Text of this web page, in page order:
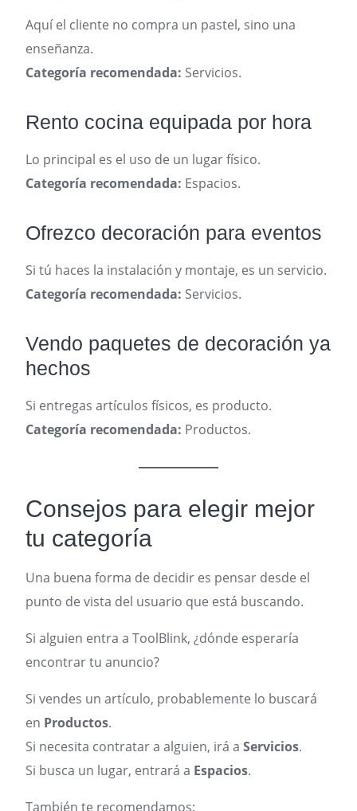
Aquí el cliente no compra un pastel, sino una
enseñanza.
Categoría recomendada: Servicios.
Rento cocina equipada por hora
Lo principal es el uso de un lugar físico.
Categoría recomendada: Espacios.
Ofrezco decoración para eventos
Si tú haces la instalación y montaje, es un servicio.
Categoría recomendada: Servicios.
Vendo paquetes de decoración ya
hechos
Si entregas artículos físicos, es producto.
Categoría recomendada: Productos.
Consejos para elegir mejor
tu categoría
Una buena forma de decidir es pensar desde el
punto de vista del usuario que está buscando.
Si alguien entra a ToolBlink, ¿dónde esperaría
encontrar tu anuncio?
Si vendes un artículo, probablemente lo buscará
en Productos.
Si necesita contratar a alguien, irá a Servicios.
Si busca un lugar, entrará a Espacios.
También te recomendamos: